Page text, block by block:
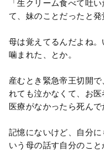
「生クリーム食べて吐
て、妹のことだったと
母は覚えてるんだよね
噛まれた、とか。
産むとき緊急帝王切開
れても泣かなくて、お医
医療がなかったら死んで
記憶にないけど、自分
いう母の話す自分のこ